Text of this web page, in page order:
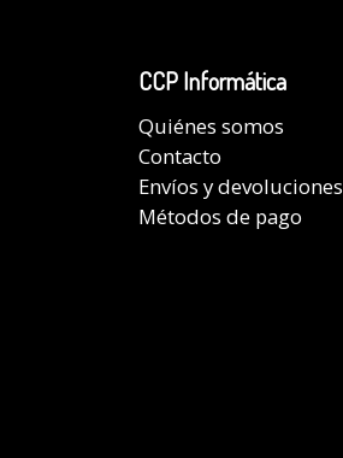
CCP Informática
Quiénes somos
Contacto
Envíos y devoluciones
Métodos de pago